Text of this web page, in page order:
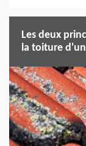
Les deux
la toiture